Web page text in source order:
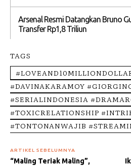
Arsenal Resmi Datangkan Bruno
Transfer Rp1,8 Triliun
TAGS
#DAVINAKARAMOY
#SERIALINDONESIA
#TOXICRELATIONSHIP
#TONTONANWAJIB
ARTIKEL SEBELUMNYA
“Maling Teriak Maling”,